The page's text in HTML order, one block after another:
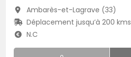
Ambarès-et-Lagrave (33)
Déplacement jusqu’à 200 kms
N.C